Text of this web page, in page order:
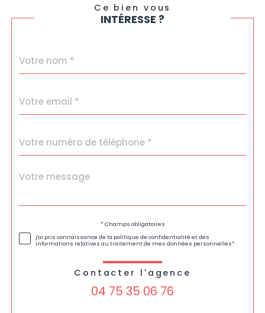
Ce bien vous
INTÉRESSE ?
par
défaut
*
*
*
Fieldset
Message
*
* Champs obligatoires
j'ai pris connaissance de la politique de confidentialité et des
informations relatives au traitement de mes données personnelles*
Contacter l'agence
04 75 35 06 76